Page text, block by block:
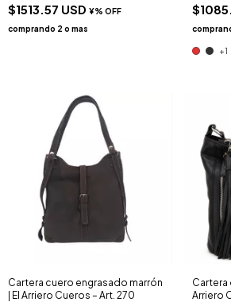
$1513.57 USD
+1
Cartera cuero engrasado marrón
| El Arriero Cueros – Art. 270
Cartera
Arriero